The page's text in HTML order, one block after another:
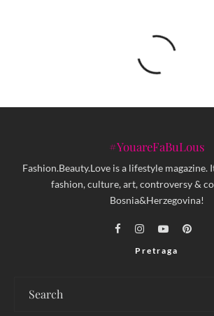
#YouareFaBuLous
Fashion.Beauty.Love is a lifestyle magazine.
fashion, culture, art, controversy &
Bosnia&Herzegovina!
Pretraga